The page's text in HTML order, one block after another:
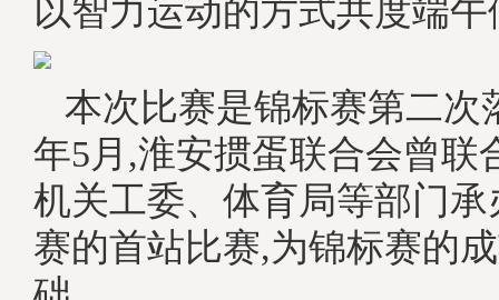
以智力运动的方式共度端午
本次比赛是锦标赛第二次
年5月,淮安掼蛋联合会曾联
机关工委、体育局等部门
赛的首站比赛,为锦标赛的